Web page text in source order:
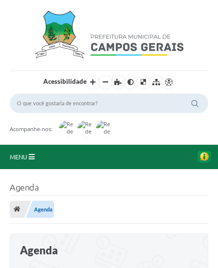
Acessibilidade
Acompanhe-nos:
MENU
A Prefeitura
Secretarias
Agenda
Agenda
Agenda